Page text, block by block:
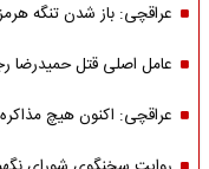
عراقچی: باز شدن تنگه
عامل اصلی قتل حمیدرضا
عراقچی: اکنون هیچ